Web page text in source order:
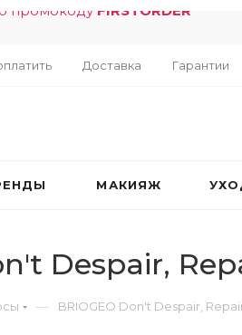
промокоду FIRSTORDER
Доставка Гарантии
МАКИЯЖ
Despair,
— BRIOGEO Don't Despair,